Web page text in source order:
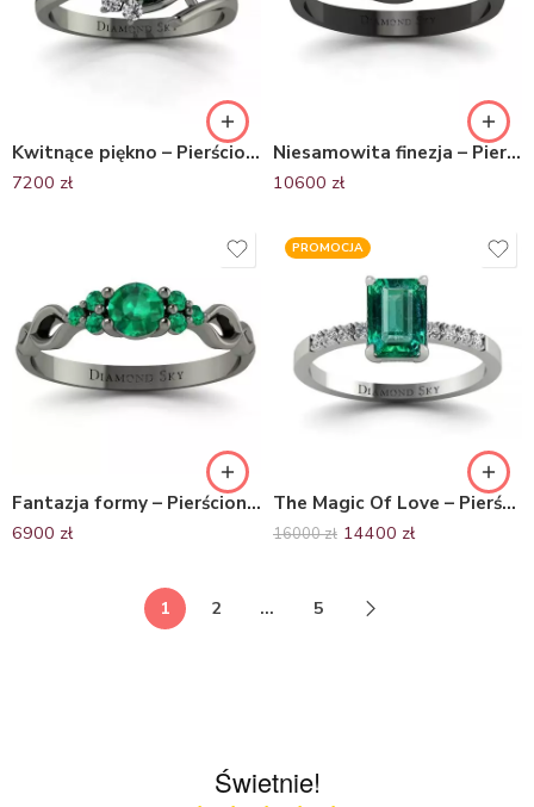
Kwitnące piękno – Pierścionek zaręczynowy, czarne złoto, szmaragdy, diamenty
7200 zł
Niesamowita finezja – Pierścionek zaręczynowy z czarnego złota ze szmaragdem
10600 zł
Fantazja formy – Pierścionek zaręczynowy z czarnego złota, szmaragdy 0.23 ct
6900 zł
PROMOCJA
The Magic Of Love – Pierścionek zaręczynowy z białego złota ze szmaragdem 0,84 ct i brylantami
16000zł 14400 zł
1 2 … 5
Świetnie!